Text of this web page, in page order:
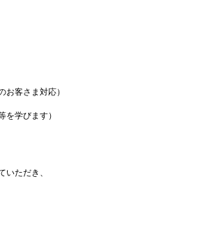
お客さま対応）
を学びます）
ただき、